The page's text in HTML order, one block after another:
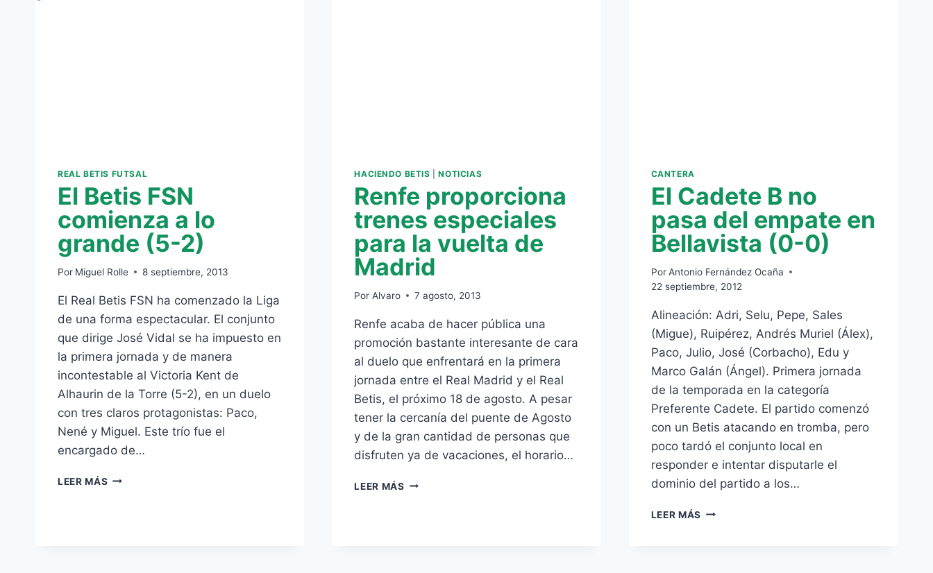
REAL BETIS FUTSAL
El Betis FSN
comienza a lo
grande (5-2)
Por Miguel Rolle 8 septiembre, 2013
El Real Betis FSN ha comenzado la Liga
de una forma espectacular. El conjunto
que dirige José Vidal se ha impuesto en
la primera jornada y de manera
incontestable al Victoria Kent de
Alhaurin de la Torre (5-2), en un duelo
con tres claros protagonistas: Paco,
Nené y Miguel. Este trío fue el
encargado de…
LEER MÁS EL
HACIENDO BETIS |NOTICIAS
Renfe proporciona
trenes especiales
para la vuelta de
Madrid
Por Alvaro 7 agosto, 2013
Renfe acaba de hacer pública una
promoción bastante interesante de cara
al duelo que enfrentará en la primera
jornada entre el Real Madrid y el Real
Betis, el próximo 18 de agosto. A pesar
tener la cercanía del puente de Agosto
y de la gran cantidad de personas que
disfruten ya de vacaciones, el horario…
LEER MÁS RENFE
CANTERA
El Cadete B no
pasa del empate en
Bellavista (0-0)
Por Antonio Fernández Ocaña
22 septiembre, 2012
Alineación: Adri, Selu, Pepe, Sales
(Migue), Ruipérez, Andrés Muriel (Álex),
Paco, Julio, José (Corbacho), Edu y
Marco Galán (Ángel). Primera jornada
de la temporada en la categoría
Preferente Cadete. El partido comenzó
con un Betis atacando en tromba, pero
poco tardó el conjunto local en
responder e intentar disputarle el
dominio del partido a los…
LEER MÁS EL